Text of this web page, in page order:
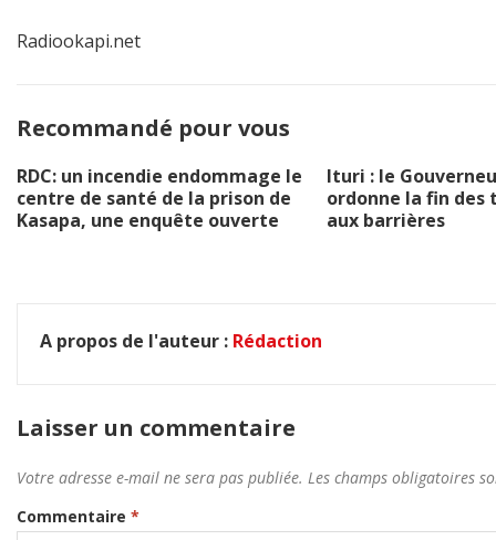
Radiookapi.net
Recommandé pour vous
RDC: un incendie endommage le
centre de santé de la prison de
Kasapa, une enquête ouverte
Ituri : le
ordonne la fin des
aux barrières
A propos de l'auteur : Rédaction
Laisser un commentaire
Votre adresse e-mail ne sera pas publiée. Les champs obligatoires
Commentaire *